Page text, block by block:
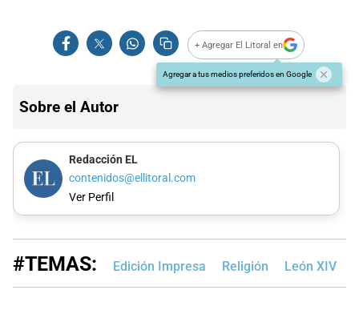
+ Agregar El Litoral en
Agregar a tus medios preferidos en Google
Sobre el Autor
Redacción EL
contenidos@ellitoral.com
Ver Perfil
#TEMAS: Edición Impresa Religión León XIV